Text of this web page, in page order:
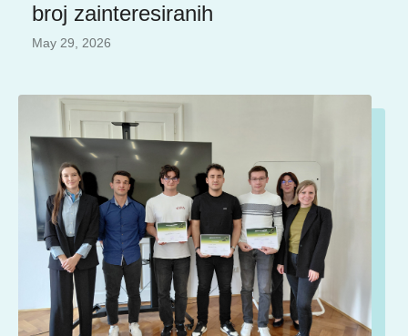
broj zainteresiranih
May 29, 2026